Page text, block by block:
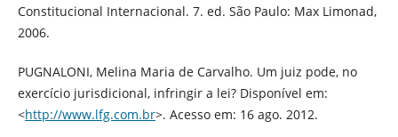
Constitucional Internacional. 7. ed. São Paulo: Max Limonad,
2006.
PUGNALONI, Melina Maria de Carvalho. Um juiz pode, no
exercício jurisdicional, infringir a lei? Disponível em:
<http://www.lfg.com.br>. Acesso em: 16 ago. 2012.